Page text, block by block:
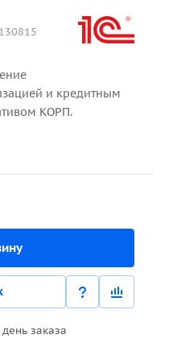
и кредитным
КОРП.
заказа